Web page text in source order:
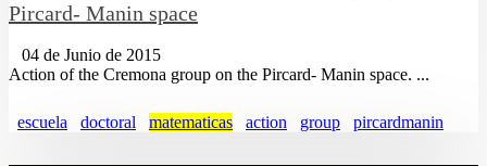
Pircard- Manin space
04 de Junio de 2015
Action of the Cremona group on the Pircard- Manin space. ...
escuela doctoral matematicas action group pircardmanin